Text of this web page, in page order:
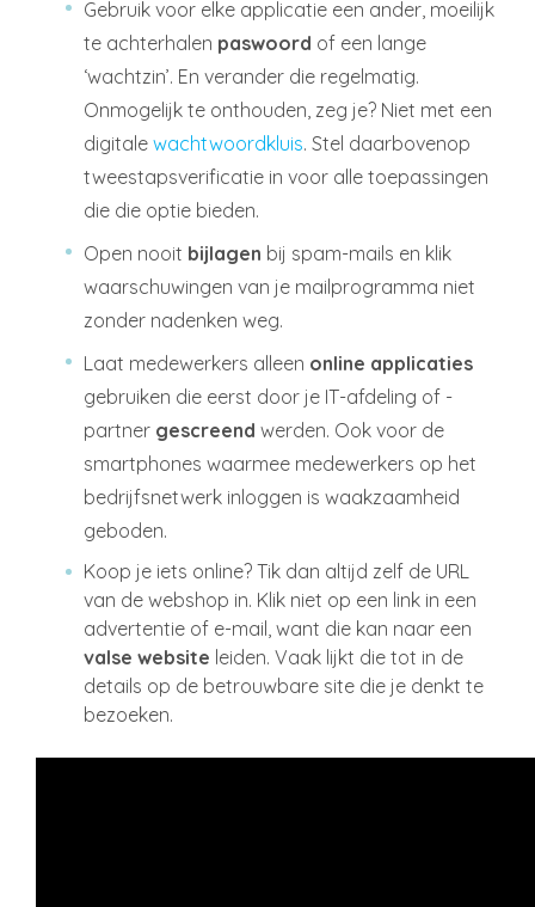
Gebruik voor elke applicatie een ander, moeilijk
te achterhalen paswoord of een lange
‘wachtzin’. En verander die regelmatig.
Onmogelijk te onthouden, zeg je? Niet met een
digitale wachtwoordkluis. Stel daarbovenop
tweestapsverificatie in voor alle toepassingen
die die optie bieden.
Open nooit bijlagen bij spam-mails en klik
waarschuwingen van je mailprogramma niet
zonder nadenken weg.
Laat medewerkers alleen online applicaties
gebruiken die eerst door je IT-afdeling of -
partner gescreend werden. Ook voor de
smartphones waarmee medewerkers op het
bedrijfsnetwerk inloggen is waakzaamheid
geboden.
Koop je iets online? Tik dan altijd zelf de URL
van de webshop in. Klik niet op een link in een
advertentie of e-mail, want die kan naar een
valse website leiden. Vaak lijkt die tot in de
details op de betrouwbare site die je denkt te
bezoeken.